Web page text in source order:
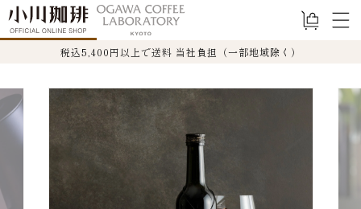
ンツに
進む
ー
税込5,400円以上で送料 当社負担（一部地域除く）